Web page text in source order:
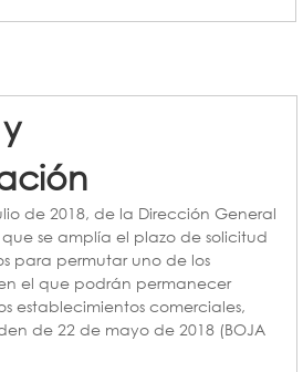
de 2018, de la Dirección General
se amplía el plazo de solicitud
para permutar uno de los
el que podrán permanecer
establecimientos comerciales,
de 22 de mayo de 2018 (BOJA